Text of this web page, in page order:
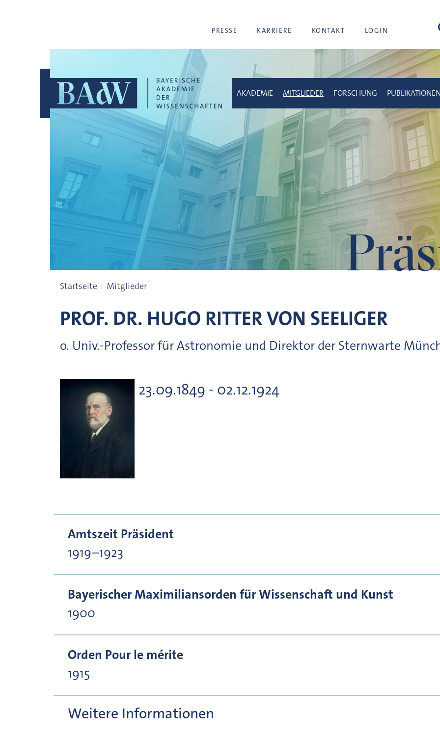
PRESSE KARRIERE KONTAKT LOGIN
AKADEMIE MITGLIEDER FORSCHUNG
Startseite Mitglieder
PROF. DR. HUGO RITTER VON SEELIGER
o. Univ.-Professor für Astronomie und Direktor der Sternwarte
23.09.1849 - 02.12.1924
Amtszeit Präsident
1919–1923
Bayerischer Maximiliansorden für Wissenschaft und Kunst
1900
Orden Pour le mérite
1915
Weitere Informationen